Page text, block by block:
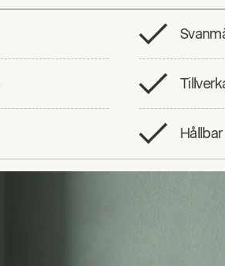
Hållbar